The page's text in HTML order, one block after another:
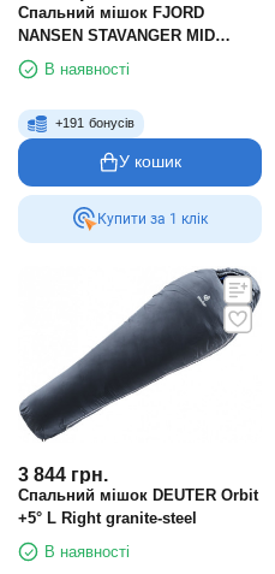
Спальний мішок FJORD
NANSEN STAVANGER MID
RIGHT
В наявності
+191 бонусів
У кошик
Купити за 1 клiк
3 844 грн.
Спальний мішок DEUTER Orbit
+5° L Right granite-steel
В наявності